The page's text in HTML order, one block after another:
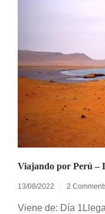
Viajando por Perú –
13/08/2022 2
Viene de: Día